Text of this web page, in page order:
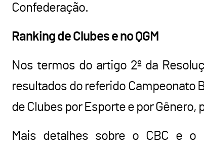
Confederação.
Ranking de Clubes e no QGM
Nos termos do artigo 2º da
resultados do referido Campeonato
de Clubes por Esporte e por
Mais detalhes sobre o CBC e o